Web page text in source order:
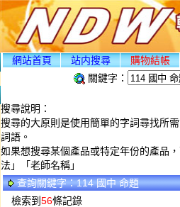
網站首頁 站内搜尋
購物結帳
關鍵字：
搜尋說明：
搜尋的大原則是使用簡單的字詞尋找所
詞語。
如果想搜尋某個產品或特定年份的產品
法」「老師名稱」
查詢關鍵字：114 國中 命題
檢索到 56條記錄